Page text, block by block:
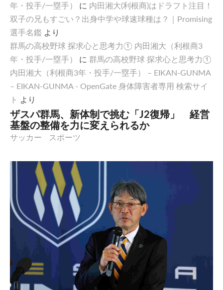
年・投手/一塁手）
に 内田湘大(利根商)はドラフト注目！
双子の兄もすごい？出身中学や球速球種は？｜Promising
選手名鑑 より
群馬の高校野球 探求心と思考力① 内田湘大（利根商3
年・投手/一塁手）
に 群馬の高校野球 探求心と思考力①
内田湘大（利根商3年・投手/一塁手） – EIKAN-GUNMA
– EIKAN-GUNMA - OpenGate 身体障害者専用 検索サイ
ト より
ザスパ群馬、新体制で挑む「J2復帰」 経営
基盤の整備を力に変えられるか
サッカー スポーツ